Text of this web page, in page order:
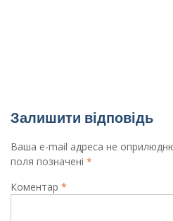
Залишити відповідь
Ваша e-mail адреса не
поля позначені *
Коментар *